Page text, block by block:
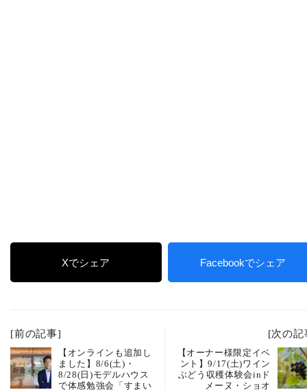
Xでシェア Facebookでシェア
[前の記事]
【オンラインも追加し
ました】8/6(土)・
8/28(日)モデルハウス
で体感勉強会「すまい
[次の記
【オーナー様限定イベ
ント】9/17(土)ワイン
ぶどう収穫体験会inド
メーヌ・ショオ